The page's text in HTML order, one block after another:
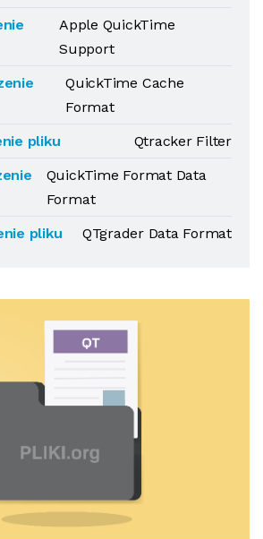
Apple QuickTime
Support
QuickTime Cache
Format
pliku
Qtracker Filter
QuickTime Format Data
Format
pliku
QTgrader Data Format